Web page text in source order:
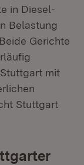
in Diesel-
Belastung
Gerichte
mit
Stuttgart